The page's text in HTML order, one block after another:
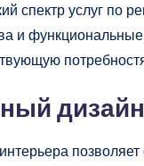
спектр услуг по
и